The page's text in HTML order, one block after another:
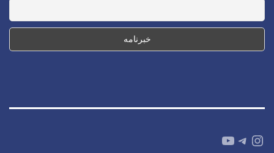
Instagram
Telegram
YouTube